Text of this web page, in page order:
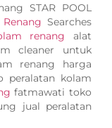
STAR POOL
Searches
renang alat
cleaner untuk
renang harga
peralatan kolam
fatmawati toko
jual peralatan